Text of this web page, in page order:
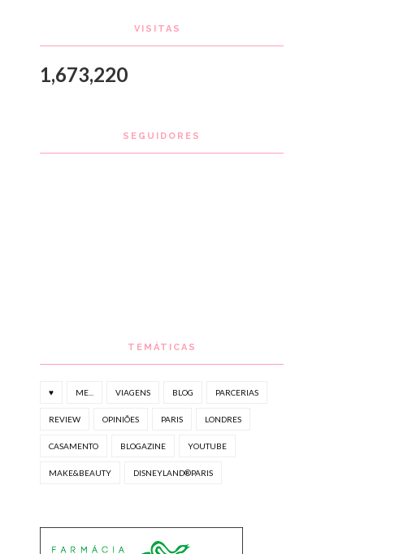
VISITAS
1,673,220
SEGUIDORES
TEMÁTICAS
♥ ME... VIAGENS BLOG PARCERIAS
REVIEW OPINIÕES PARIS LONDRES
CASAMENTO BLOGAZINE YOUTUBE
MAKE&BEAUTY DISNEYLAND®PARIS